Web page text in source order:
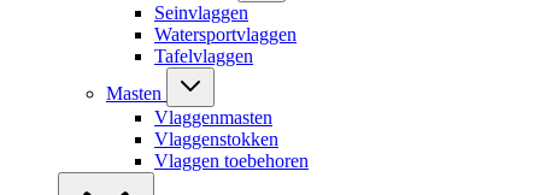
Seinvlaggen
Watersportvlaggen
Tafelvlaggen
Masten
Vlaggenmasten
Vlaggenstokken
Vlaggen toebehoren